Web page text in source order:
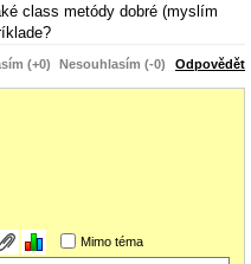
class metódy dobré (myslím
(+0) Nesouhlasím (-0) Odpovědět
Mimo téma